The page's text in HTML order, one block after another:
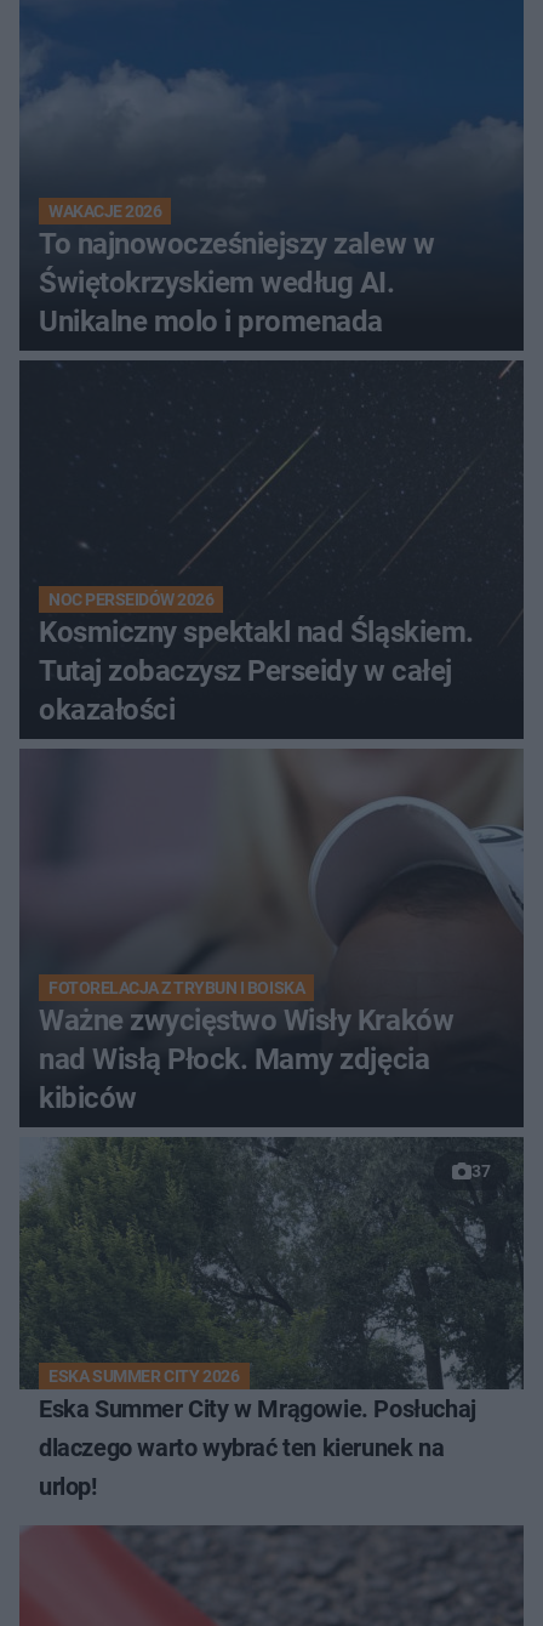
WAKACJE 2026
To najnowocześniejszy zalew w
Świętokrzyskiem według AI.
Unikalne molo i promenada
NOC PERSEIDÓW 2026
Kosmiczny spektakl nad Śląskiem.
Tutaj zobaczysz Perseidy w całej
okazałości
FOTORELACJA Z TRYBUN I BOISKA
Ważne zwycięstwo Wisły Kraków
nad Wisłą Płock. Mamy zdjęcia
kibiców
37
ESKA SUMMER CITY 2026
Eska Summer City w Mrągowie. Posłuchaj
dlaczego warto wybrać ten kierunek na
urlop!